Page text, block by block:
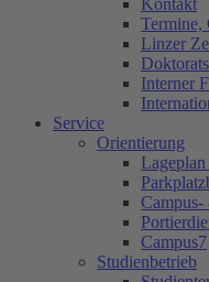
Kontakt
Termine,
Linzer
Interner
Service
Orientierung
Campus7
Studienbetrieb